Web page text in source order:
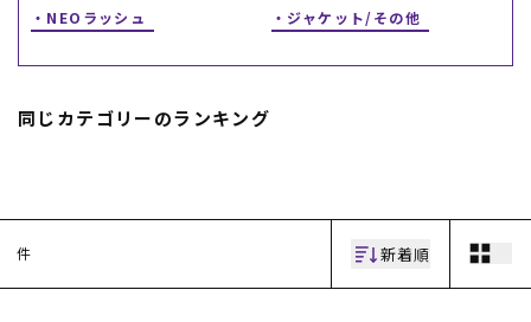
NEOラッシュ
ジャケット/その他
同じカテゴリーのランキング
件 新着順